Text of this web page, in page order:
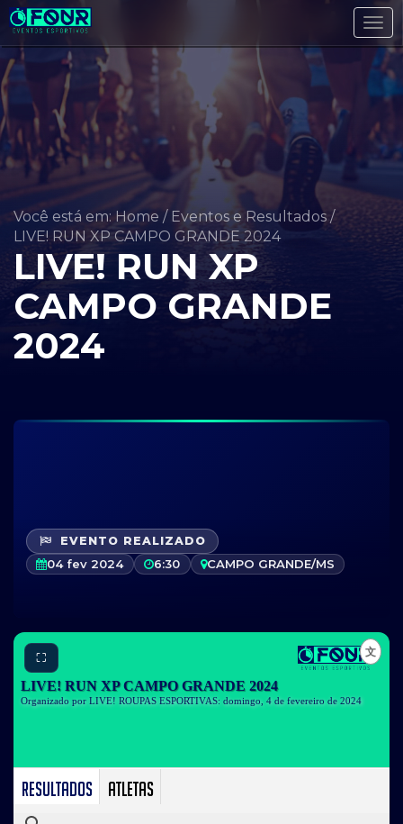
Você está em: Home / Eventos e Resultados /
LIVE! RUN XP CAMPO GRANDE 2024
LIVE! RUN XP
CAMPO GRANDE
2024
EVENTO REALIZADO
04 fev 2024 6:30 CAMPO GRANDE/MS
⛶